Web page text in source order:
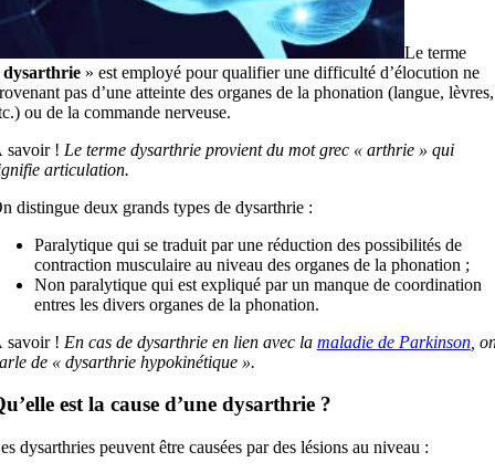
Le terme
dysarthrie» est employé pour qualifier une difficulté d’élocution ne
pas d’une atteinte des organes de la phonation (langue, lèvres,
ou de la commande nerveuse.
savoir ! Le terme dysarthrie provient du mot grec « arthrie » qui
articulation.
distingue deux grands types de dysarthrie :
Paralytique qui se traduit par une réduction des possibilités de
contraction musculaire au niveau des organes de la phonation ;
Non paralytique qui est expliqué par un manque de coordination
entres les divers organes de la phonation.
savoir ! En cas de dysarthrie en lien avec la maladie de Parkinson,
de « dysarthrie hypokinétique ».
est la cause d’une dysarthrie ?
dysarthries peuvent être causées par des lésions au niveau :